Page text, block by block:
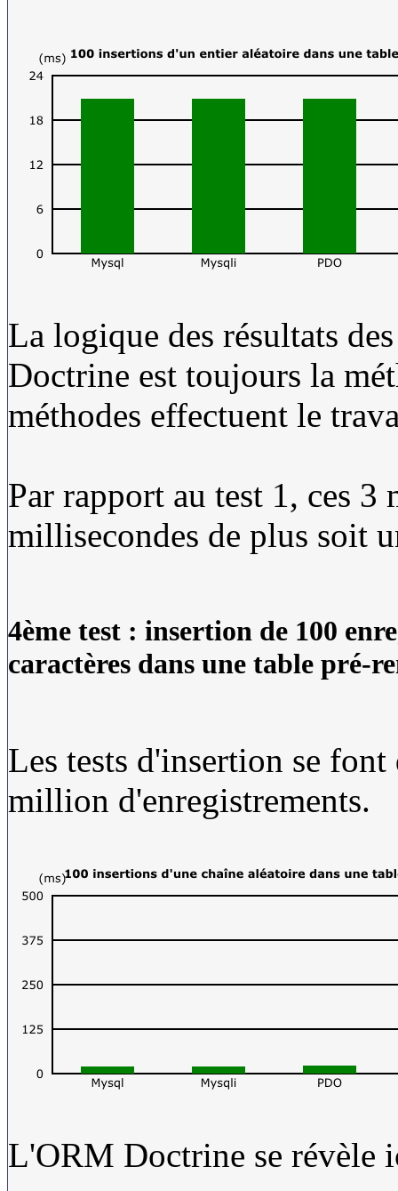
La logique des résultats
Doctrine est toujours la
méthodes effectuent le
Par rapport au test 1, ces 3
millisecondes de plus soit
4ème test : insertion de 100
caractères dans une table pré-
Les tests d'insertion se
million d'enregistrements.
L'ORM Doctrine se révèle